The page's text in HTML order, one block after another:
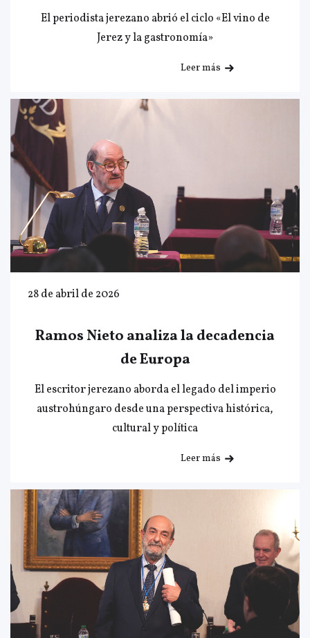
El periodista jerezano abrió el ciclo «El vino de
Jerez y la gastronomía»
Leer más
28 de abril de 2026
Ramos Nieto analiza la decadencia
de Europa
El escritor jerezano aborda el legado del imperio
austrohúngaro desde una perspectiva histórica,
cultural y política
Leer más